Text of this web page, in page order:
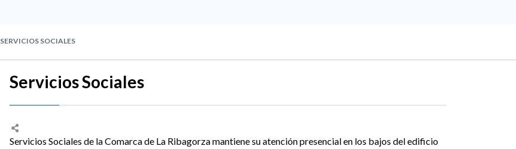
SERVICIOS SOCIALES
Servicios Sociales
Servicios Sociales de la Comarca de La Ribagorza mantiene su atención presencial en los bajos del edificio